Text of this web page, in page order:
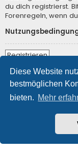
Diese Website
bestmöglichen
bieten. Mehr
du dich registrierst.
Forenregeln, wenn
Registrieren
Foren-Übersicht